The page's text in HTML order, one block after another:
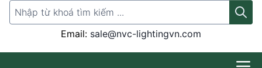
Search for:
Email: sale@nvc-lightingvn.com